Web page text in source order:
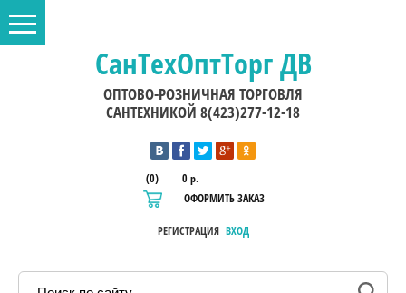
СанТехОптТорг ДВ
ОПТОВО-РОЗНИЧНАЯ ТОРГОВЛЯ
САНТЕХНИКОЙ 8(423)277-12-18
РЕГИСТРАЦИЯ ВХОД
(0)
0 р.
ОФОРМИТЬ ЗАКАЗ